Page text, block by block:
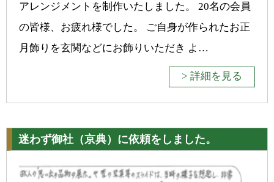
アレンジメントを制作いたしました。 20名の会員
の皆様、お疲れ様でした。 ご自身が作られたお正
月飾りを玄関などにお飾りいただき よ…
> 詳細を見る
迷わず御社（京典）に依頼をしました。